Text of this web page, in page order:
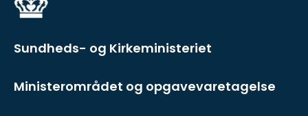
Sundheds- og Kirkeministeriet
Ministerområdet og opgavevaretagelse